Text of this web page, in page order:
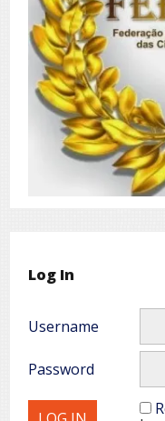
Log In
Username
Password